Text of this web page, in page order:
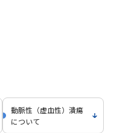
動脈性（虚血性）潰瘍
について